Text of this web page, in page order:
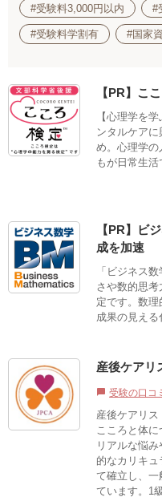
#受験料3,000円以内 #
#受験料学割有 #国家
【PR】こ
【心理学を
ンタルケア
め。心理学の
もが日常生活
【PR】ビ
成を加速
「ビジネス
さや数的思
定です。数
成果の見える
産後ケアリ
chat_bubble 受験の口コ
産後ケアリ
こころと体
リアルな悩
的なカリキ
て確立し、一
ています。1